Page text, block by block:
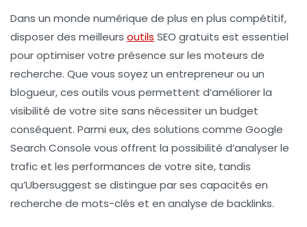
Dans un monde numérique de plus en plus compétitif,
disposer des meilleurs outils SEO gratuits est essentiel
pour optimiser votre présence sur les moteurs de
recherche. Que vous soyez un entrepreneur ou un
blogueur, ces outils vous permettent d’améliorer la
visibilité de votre site sans nécessiter un budget
conséquent. Parmi eux, des solutions comme Google
Search Console vous offrent la possibilité d’analyser le
trafic et les performances de votre site, tandis
qu’Ubersuggest se distingue par ses capacités en
recherche de mots-clés et en analyse de backlinks.